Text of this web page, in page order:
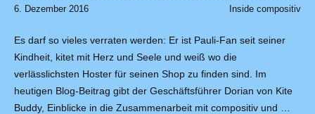
6. Dezember 2016 Inside compositiv
Es darf so vieles verraten werden: Er ist Pauli-Fan seit seiner
Kindheit, kitet mit Herz und Seele und weiß wo die
verlässlichsten Hoster für seinen Shop zu finden sind. Im
heutigen Blog-Beitrag gibt der Geschäftsführer Dorian von Kite
Buddy, Einblicke in die Zusammenarbeit mit compositiv und …